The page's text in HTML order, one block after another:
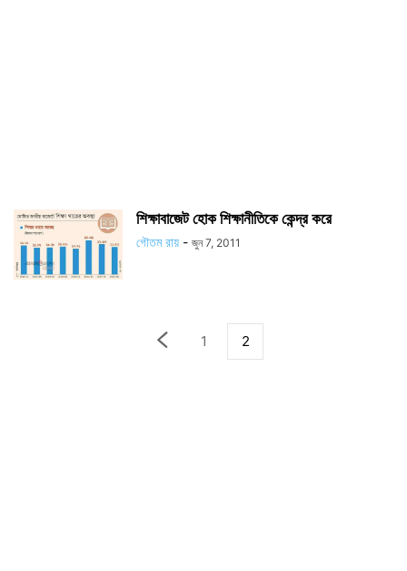
শিক্ষাবাজেট হোক শিক্ষানীতিকে কেন্দ্র করে
গৌতম রায় - জুন 7, 2011
1 2